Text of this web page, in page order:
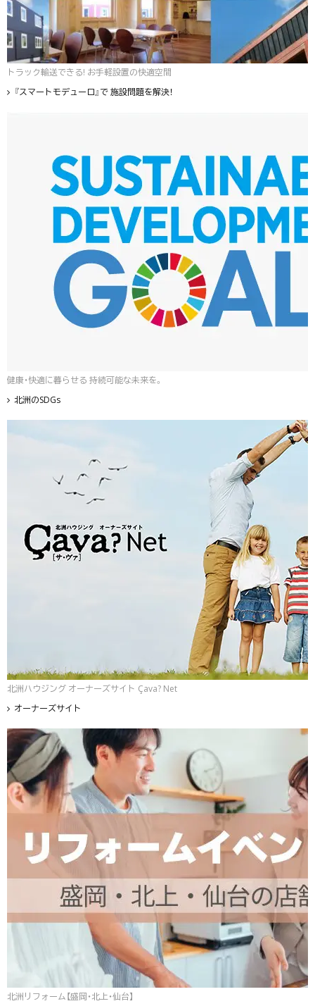
トラック輸送できる! お手軽設置の快適空間
『スマートモデューロ』で 施設問題を解決！
健康・快適に暮らせる 持続可能な未来を。
北洲のSDGs
北洲ハウジング オーナーズサイト Çava? Net
オーナーズサイト
北洲リフォーム【盛岡・北上・仙台】